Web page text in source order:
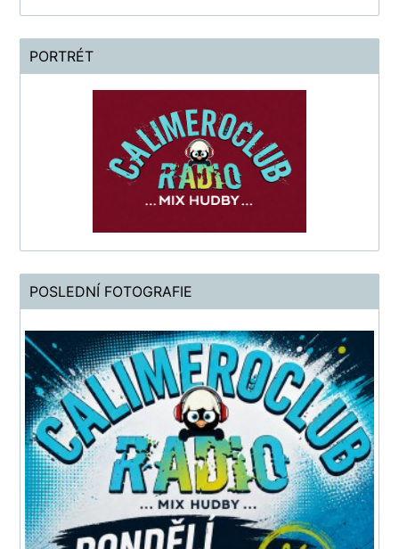
PORTRÉT
POSLEDNÍ FOTOGRAFIE